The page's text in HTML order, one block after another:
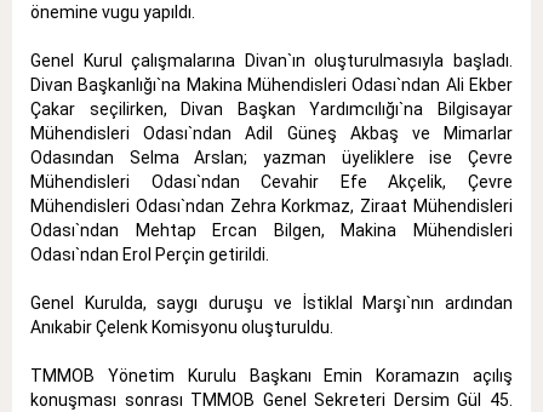
önemine vugu yapıldı.
Genel Kurul çalışmalarına Divan`ın oluşturulmasıyla başladı.
Divan Başkanlığı`na Makina Mühendisleri Odası`ndan Ali Ekber
Çakar seçilirken, Divan Başkan Yardımcılığı`na Bilgisayar
Mühendisleri Odası`ndan Adil Güneş Akbaş ve Mimarlar
Odasından Selma Arslan; yazman üyeliklere ise Çevre
Mühendisleri Odası`ndan Cevahir Efe Akçelik, Çevre
Mühendisleri Odası`ndan Zehra Korkmaz, Ziraat Mühendisleri
Odası`ndan Mehtap Ercan Bilgen, Makina Mühendisleri
Odası`ndan Erol Perçin getirildi.
Genel Kurulda, saygı duruşu ve İstiklal Marşı`nın ardından
Anıkabir Çelenk Komisyonu oluşturuldu.
TMMOB Yönetim Kurulu Başkanı Emin Koramazın açılış
konuşması sonrası TMMOB Genel Sekreteri Dersim Gül 45.